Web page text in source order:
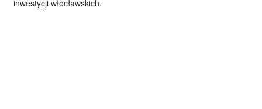
inwestycji włocławskich.